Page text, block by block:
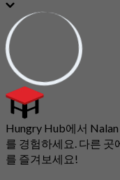
Hungry Hub에서
를 경험하세요. 다른 곳
를 즐겨보세요!